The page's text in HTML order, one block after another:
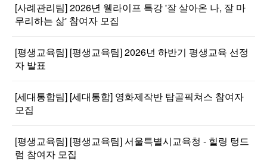
[사례관리팀] 2026년 웰라이프 특강 '잘 살아온 나, 잘 마
무리하는 삶' 참여자 모집
[평생교육팀] [평생교육팀] 2026년 하반기 평생교육 선정
자 발표
[세대통합팀] [세대통합] 영화제작반 탑골픽쳐스 참여자
모집
[평생교육팀] [평생교육팀] 서울특별시교육청 - 힐링 텅드
럼 참여자 모집